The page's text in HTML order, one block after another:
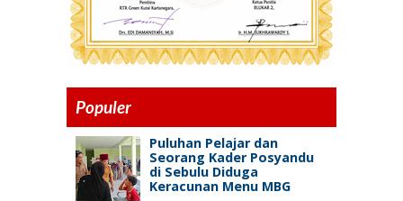
Populer
Puluhan Pelajar dan
Seorang Kader Posyandu
di Sebulu Diduga
Keracunan Menu MBG